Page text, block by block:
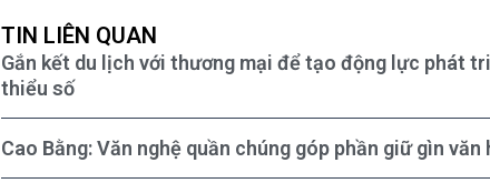
TIN LIÊN QUAN
Gắn kết du lịch với thương mại để tạo động lực phát
thiểu số
Cao Bằng: Văn nghệ quần chúng góp phần giữ gìn